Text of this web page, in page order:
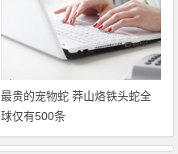
最贵的宠物蛇 莽山烙铁头蛇全
球仅有500条